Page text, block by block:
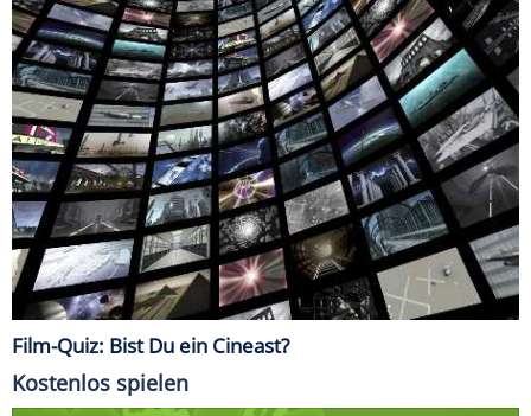
Film-Quiz: Bist Du ein Cineast?
Kostenlos spielen